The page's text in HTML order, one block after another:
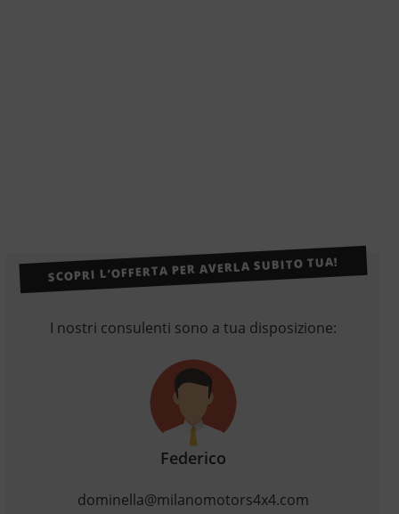
SCOPRI L’OFFERTA PER AVERLA SUBITO TUA!
I nostri consulenti sono a tua disposizione:
Federico
dominella@milanomotors4x4.com